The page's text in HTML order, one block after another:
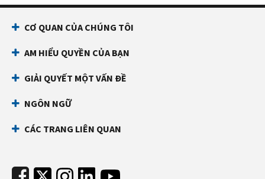
Footer Navigation
CƠ QUAN CỦA CHÚNG TÔI
AM HIỂU QUYỀN CỦA BẠN
GIẢI QUYẾT MỘT VẤN ĐỀ
NGÔN NGỮ
CÁC TRANG LIÊN QUAN